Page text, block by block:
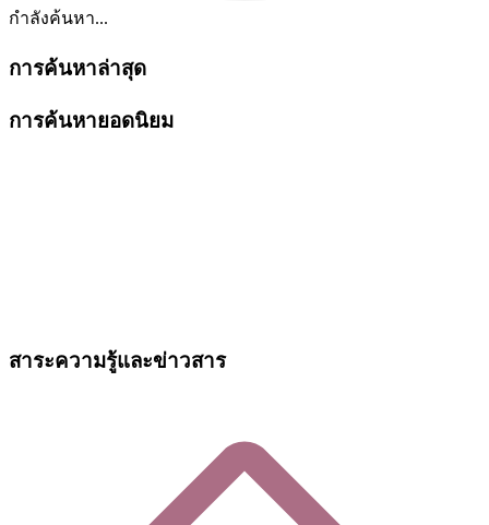
กำลังค้นหา...
การค้นหาล่าสุด
การค้นหายอดนิยม
สาระความรู้และข่าวสาร